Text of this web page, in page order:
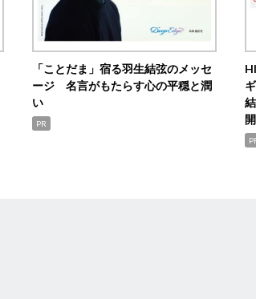
「ことだま」宿る羽生結弦のメッセ
ージ 名言がもたらす心の平穏と潤
い
PR